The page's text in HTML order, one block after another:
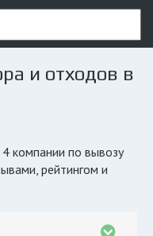
и отходов в
рейтингом и